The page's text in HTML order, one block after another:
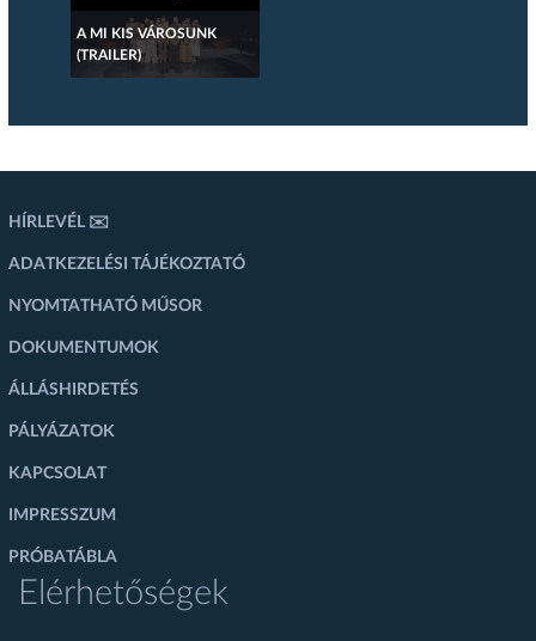
A MI KIS VÁROSUNK
(TRAILER)
HÍRLEVÉL ✉️
ADATKEZELÉSI TÁJÉKOZTATÓ
NYOMTATHATÓ MŰSOR
DOKUMENTUMOK
ÁLLÁSHIRDETÉS
PÁLYÁZATOK
KAPCSOLAT
IMPRESSZUM
PRÓBATÁBLA
Elérhetőségek